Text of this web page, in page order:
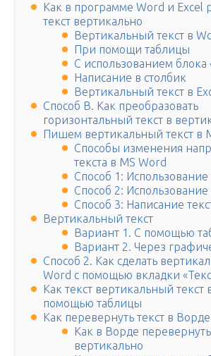
Как в программе Word и Excel
текст вертикально
Вертикальный текст в
При помощи таблицы
C использованием блока
Написание в столбик
Вертикальный текст в
Способ В. Как преобразовать
горизонтальный текст в
Пишем вертикальный текст в
Способы изменения
текста в MS Word
Способ 1:
Способ 2:
Способ 3: Написание
Вертикальный текст
Вариант 1. С помощью
Вариант 2. Через
Способ 2. Как сделать
Word с помощью вкладки
Как текст вертикальный текст
помощью таблицы
Как перевернуть текст в Ворде
Как в Ворде перевернуть
вертикально